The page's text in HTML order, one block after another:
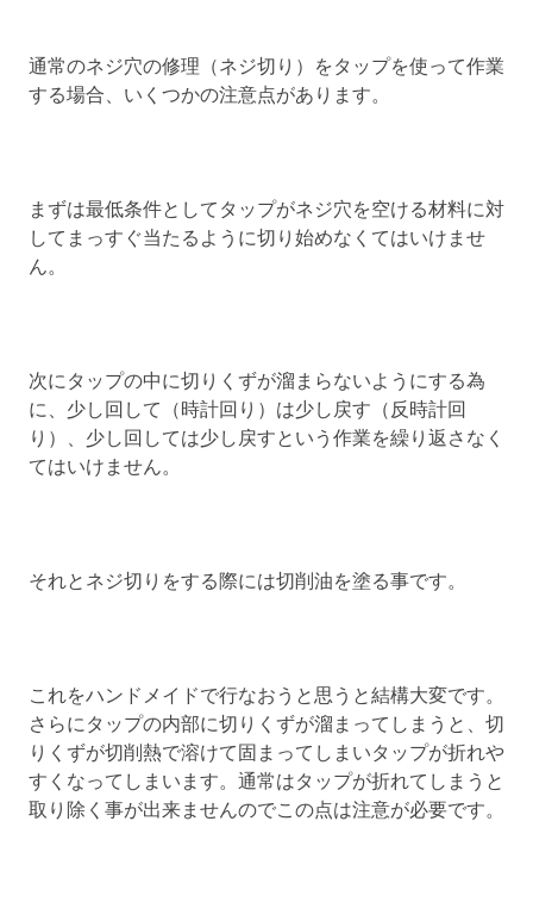
通常のネジ穴の修理（ネジ切り）をタップを使って作業
する場合、いくつかの注意点があります。
まずは最低条件としてタップがネジ穴を空ける材料に対
してまっすぐ当たるように切り始めなくてはいけませ
ん。
次にタップの中に切りくずが溜まらないようにする為
に、少し回して（時計回り）は少し戻す（反時計回
り）、少し回しては少し戻すという作業を繰り返さなく
てはいけません。
それとネジ切りをする際には切削油を塗る事です。
これをハンドメイドで行なおうと思うと結構大変です。
さらにタップの内部に切りくずが溜まってしまうと、切
りくずが切削熱で溶けて固まってしまいタップが折れや
すくなってしまいます。通常はタップが折れてしまうと
取り除く事が出来ませんのでこの点は注意が必要です。